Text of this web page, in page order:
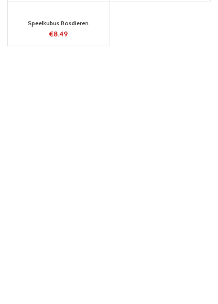
Speelkubus Bosdieren
€8.49